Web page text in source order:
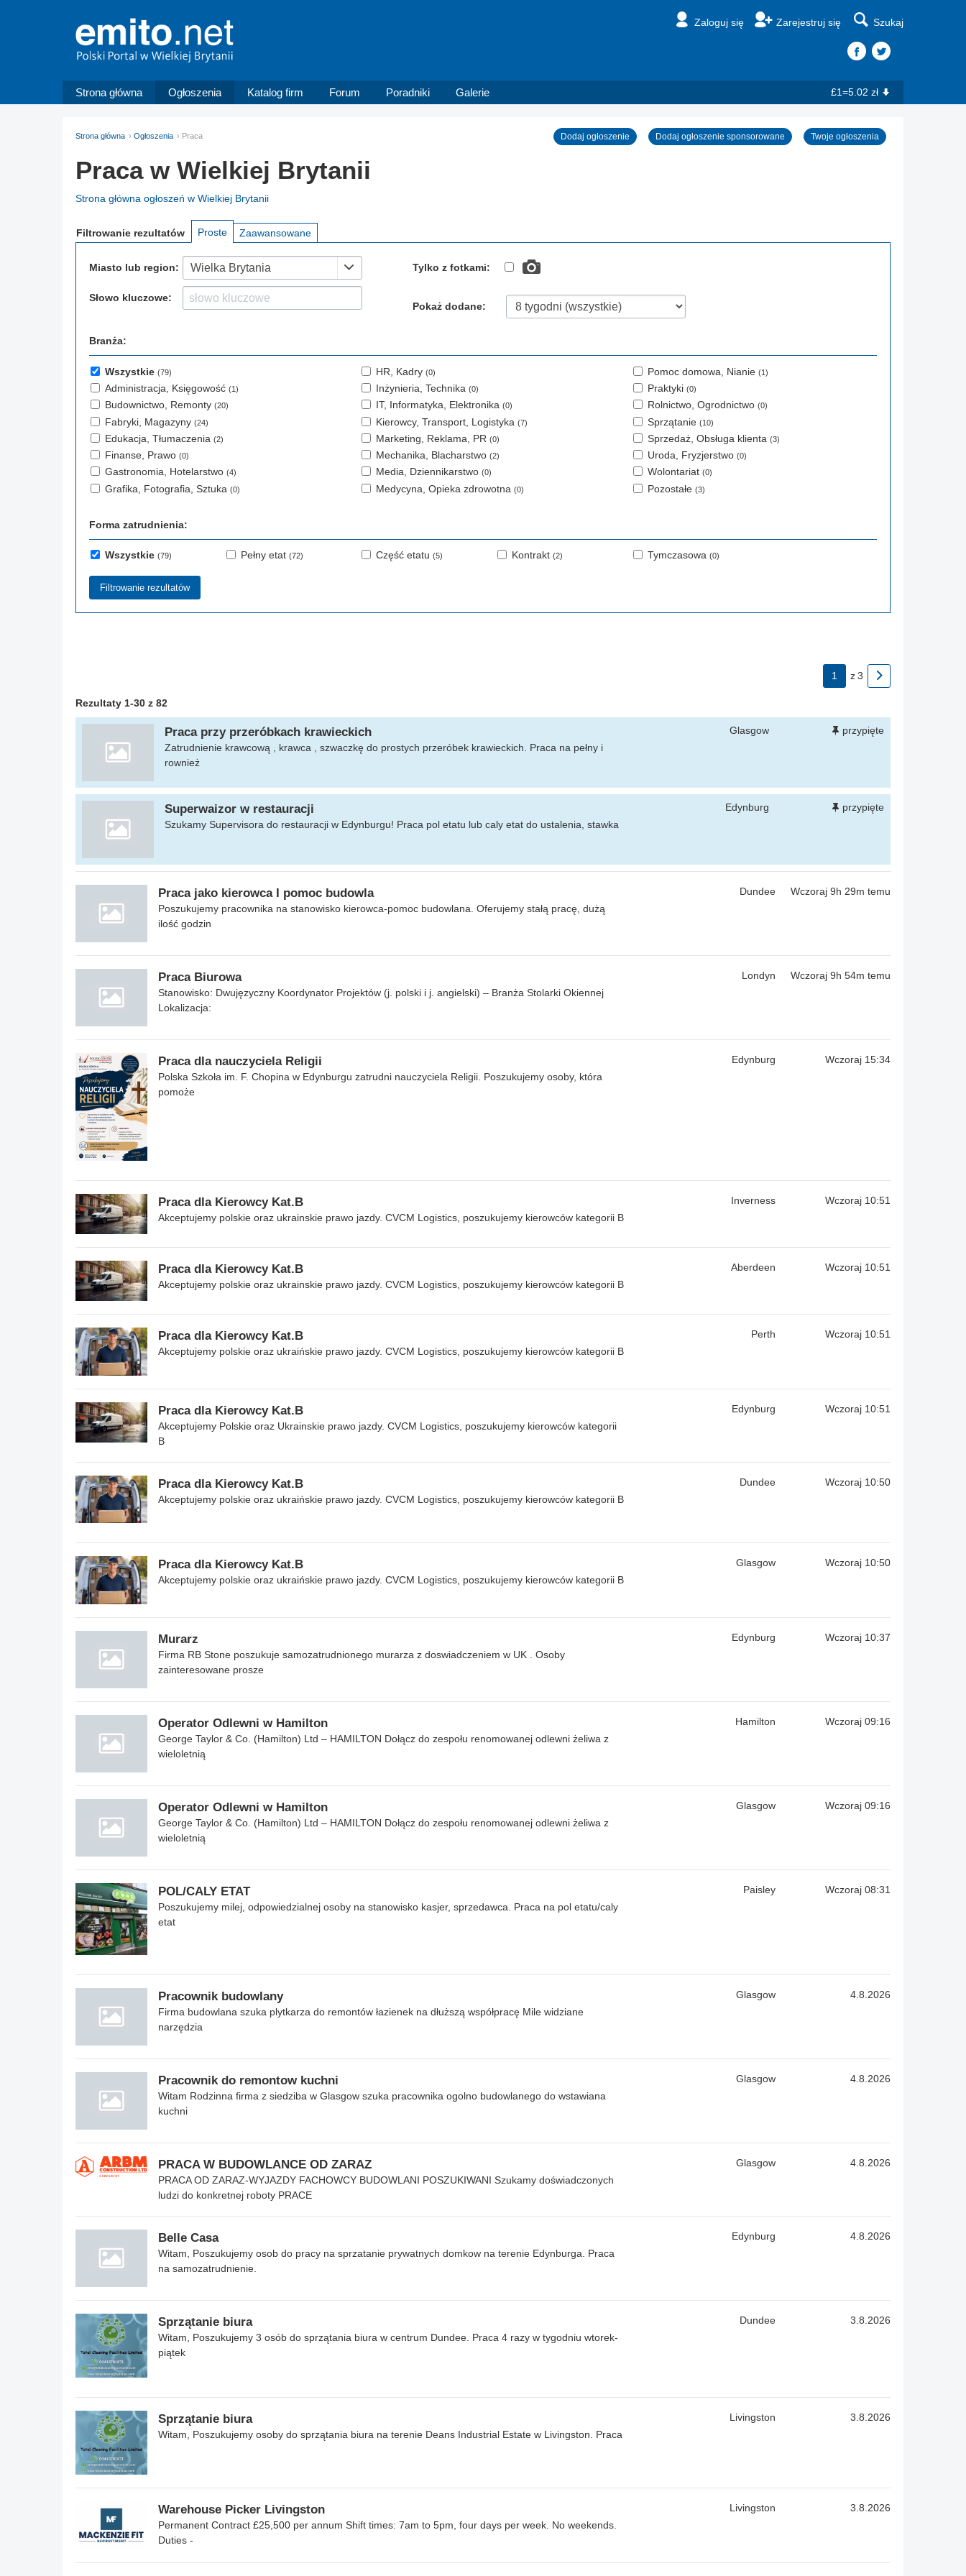
Zaloguj się Zarejestruj się Szukaj
Strona główna Ogłoszenia Katalog firm Forum Poradniki Galerie £1=5.02 zł
Strona główna Ogłoszenia Praca Dodaj ogłoszenie Dodaj ogłoszenie sponsorowane Twoje ogłoszenia
Praca w Wielkiej Brytanii
Strona główna ogłoszeń w Wielkiej Brytanii
Filtrowanie rezultatów Proste Zaawansowane
Miasto lub region: Wielka Brytania
Słowo kluczowe:
Tylko z fotkami:
Pokaż dodane:
Branża:
Wszystkie (79)
Administracja, Księgowość (1)
Budownictwo, Remonty (20)
Fabryki, Magazyny (24)
Edukacja, Tłumaczenia (2)
Finanse, Prawo (0)
Gastronomia, Hotelarstwo (4)
Grafika, Fotografia, Sztuka (0)
HR, Kadry(0)
Inżynieria, Technika(0)
IT, Informatyka, Elektronika(0)
Kierowcy, Transport, Logistyka(7)
Marketing, Reklama, PR(0)
Mechanika, Blacharstwo(2)
Media, Dziennikarstwo(0)
Medycyna, Opieka zdrowotna(0)
Pomoc domowa, Nianie (1)
Praktyki (0)
Rolnictwo, Ogrodnictwo (0)
Sprzątanie (10)
Sprzedaż, Obsługa klienta (3)
Uroda, Fryzjerstwo (0)
Wolontariat (0)
Pozostałe (3)
Forma zatrudnienia:
Wszystkie (79) Pełny etat (72) Część etatu(5) Kontrakt (2) Tymczasowa (0)
1 z 3
Rezultaty 1-30 z 82
Praca przy przeróbkach krawieckich
Zatrudnienie krawcową , krawca , szwaczkę do prostych przeróbek krawieckich. Praca na pełny i
rownież
Glasgow przypięte
Superwaizor w restauracji
Szukamy Supervisora do restauracji w Edynburgu! Praca pol etatu lub caly etat do ustalenia, stawka
Edynburg przypięte
Praca jako kierowca I pomoc budowla
Poszukujemy pracownika na stanowisko kierowca-pomoc budowlana. Oferujemy stałą pracę, dużą
ilość godzin
Dundee Wczoraj 9h 29m temu
Praca Biurowa
Stanowisko: Dwujęzyczny Koordynator Projektów (j. polski i j. angielski) – Branża Stolarki Okiennej
Lokalizacja:
Londyn Wczoraj 9h 54m temu
Praca dla nauczyciela Religii
Polska Szkoła im. F. Chopina w Edynburgu zatrudni nauczyciela Religii. Poszukujemy osoby, która
pomoże
Edynburg Wczoraj 15:34
Praca dla Kierowcy Kat.B
Akceptujemy polskie oraz ukrainskie prawo jazdy. CVCM Logistics, poszukujemy kierowców kategorii B
Inverness Wczoraj 10:51
Praca dla Kierowcy Kat.B
Akceptujemy polskie oraz ukrainskie prawo jazdy. CVCM Logistics, poszukujemy kierowców kategorii B
Aberdeen Wczoraj 10:51
Praca dla Kierowcy Kat.B
Akceptujemy polskie oraz ukraińskie prawo jazdy. CVCM Logistics, poszukujemy kierowców kategorii B
Perth Wczoraj 10:51
Praca dla Kierowcy Kat.B
Akceptujemy Polskie oraz Ukrainskie prawo jazdy. CVCM Logistics, poszukujemy kierowców kategorii
B
Edynburg Wczoraj 10:51
Praca dla Kierowcy Kat.B
Akceptujemy polskie oraz ukraińskie prawo jazdy. CVCM Logistics, poszukujemy kierowców kategorii B
Dundee Wczoraj 10:50
Praca dla Kierowcy Kat.B
Akceptujemy polskie oraz ukraińskie prawo jazdy. CVCM Logistics, poszukujemy kierowców kategorii B
Glasgow Wczoraj 10:50
Murarz
Firma RB Stone poszukuje samozatrudnionego murarza z doswiadczeniem w UK . Osoby
zainteresowane prosze
Edynburg Wczoraj 10:37
Operator Odlewni w Hamilton
George Taylor & Co. (Hamilton) Ltd – HAMILTON Dołącz do zespołu renomowanej odlewni żeliwa z
wieloletnią
Hamilton Wczoraj 09:16
Operator Odlewni w Hamilton
George Taylor & Co. (Hamilton) Ltd – HAMILTON Dołącz do zespołu renomowanej odlewni żeliwa z
wieloletnią
Glasgow Wczoraj 09:16
POL/CALY ETAT
Poszukujemy milej, odpowiedzialnej osoby na stanowisko kasjer, sprzedawca. Praca na pol etatu/caly
etat
Paisley Wczoraj 08:31
Pracownik budowlany
Firma budowlana szuka plytkarza do remontów łazienek na dłuższą współpracę Mile widziane
narzędzia
Glasgow 4.8.2026
Pracownik do remontow kuchni
Witam Rodzinna firma z siedziba w Glasgow szuka pracownika ogolno budowlanego do wstawiana
kuchni
Glasgow 4.8.2026
PRACA W BUDOWLANCE OD ZARAZ
PRACA OD ZARAZ-WYJAZDY FACHOWCY BUDOWLANI POSZUKIWANI Szukamy doświadczonych
ludzi do konkretnej roboty PRACE
Glasgow 4.8.2026
Belle Casa
Witam, Poszukujemy osob do pracy na sprzatanie prywatnych domkow na terenie Edynburga. Praca
na samozatrudnienie.
Edynburg 4.8.2026
Sprzątanie biura
Witam, Poszukujemy 3 osób do sprzątania biura w centrum Dundee. Praca 4 razy w tygodniu wtorek-
piątek
Dundee 3.8.2026
Sprzątanie biura
Witam, Poszukujemy osoby do sprzątania biura na terenie Deans Industrial Estate w Livingston. Praca
Livingston 3.8.2026
Warehouse Picker Livingston
Permanent Contract £25,500 per annum Shift times: 7am to 5pm, four days per week. No weekends.
Duties -
Livingston 3.8.2026